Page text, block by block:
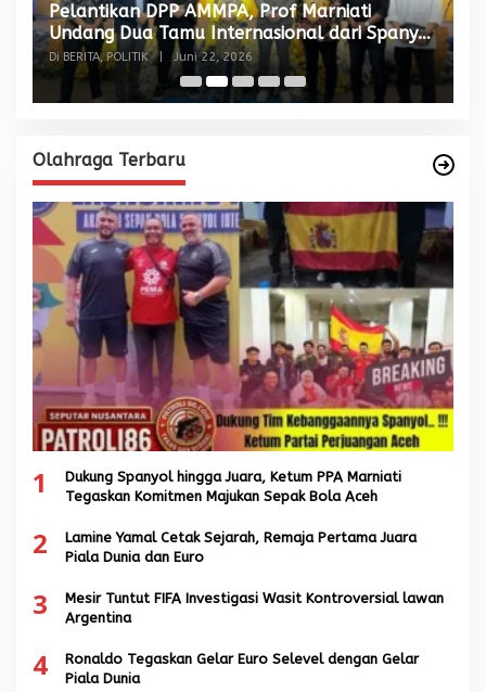
Pelantikan DPP AMMPA, Prof Marniati
Undang Dua Tamu Internasional dari Spanyol
dan Malaysia
Di BERITA, POLITIK Juni 22, 2026
Olahraga Terbaru
1
Dukung Spanyol hingga Juara, Ketum PPA Marniati
Tegaskan Komitmen Majukan Sepak Bola Aceh
2
Lamine Yamal Cetak Sejarah, Remaja Pertama Juara
Piala Dunia dan Euro
3
Mesir Tuntut FIFA Investigasi Wasit Kontroversial lawan
Argentina
4
Ronaldo Tegaskan Gelar Euro Selevel dengan Gelar
Piala Dunia